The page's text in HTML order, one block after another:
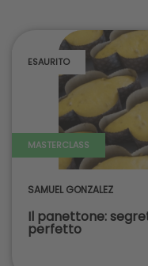
ESAURITO
MASTERCLASS
SAMUEL GONZALEZ
Il panettone:
perfetto